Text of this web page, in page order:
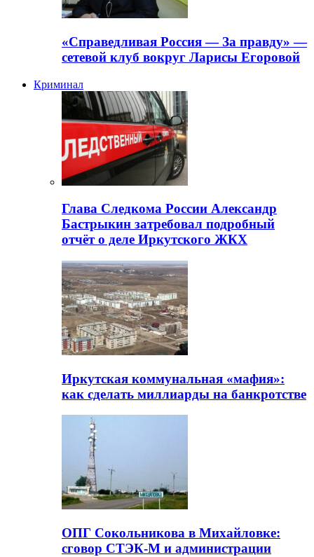
«Справедливая Россия — За правду» —
сетевой клуб вокруг Ларисы Егоровой
Криминал
Глава Следкома России Александр
Бастрыкин затребовал подробный
отчёт о деле Иркутского ЖКХ
Иркутская коммунальная «мафия»:
как сделать миллиарды на банкротстве
ОПГ Сокольникова в Михайловке:
сговор СТЭК-М и администрации